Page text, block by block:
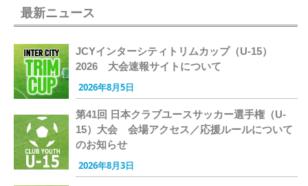
最新ニュース
JCYインターシティトリムカップ（U-15）
2026 大会速報サイトについて
2026年8月5日
第41回 日本クラブユースサッカー選手権（U-
15）大会 会場アクセス／応援ルールについて
のお知らせ
2026年8月3日